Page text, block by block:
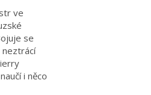
ve
se
neztrácí
i něco